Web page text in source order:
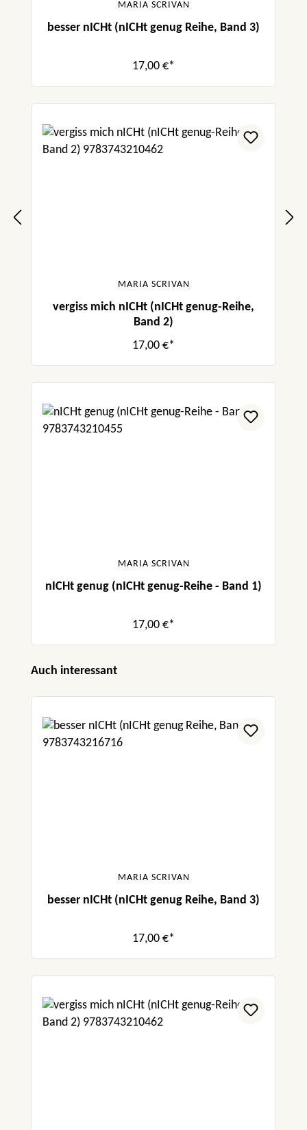
MARIA SCRIVAN
besser nICHt (nICHt genug Reihe, Band 3)
17,00 €*
MARIA SCRIVAN
vergiss mich nICHt (nICHt genug-Reihe,
Band 2)
17,00 €*
MARIA SCRIVAN
nICHt genug (nICHt genug-Reihe - Band 1)
17,00 €*
Produktgalerie überspringen
Auch interessant
MARIA SCRIVAN
besser nICHt (nICHt genug Reihe, Band 3)
17,00 €*